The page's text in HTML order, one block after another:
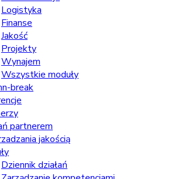
Logistyka
Finanse
Jakość
Projekty
Wynajem
Wszystkie moduły
break
partnerem
jakością
Dziennik działań